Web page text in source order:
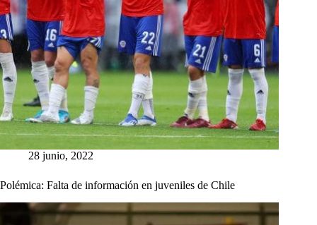
28 junio, 2022
Polémica: Falta de información en juveniles de Chile